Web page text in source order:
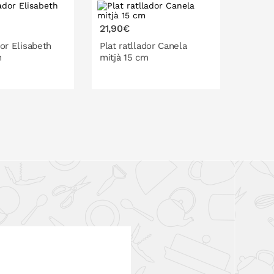
Elisabeth
21,90€
Plat ratllador Canela
mitjà 15 cm